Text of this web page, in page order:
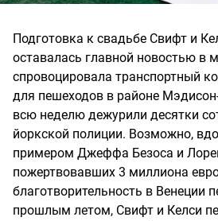
Подготовка к свадьбе Свифт и
оставалась главной новостью в
спровоцировала транспортный
для пешеходов в районе
всю неделю дежурили десятки
йоркской полиции. Возможно,
примером Джеффа Безоса и
пожертвовавших 3 миллиона
благотворительность в Венеции
прошлым летом, Свифт и Келси